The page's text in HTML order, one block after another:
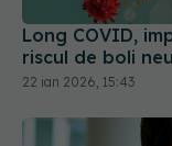
Long COVID,
riscul de boli
22 ian 2026, 15:43